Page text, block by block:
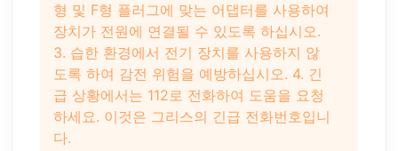
형 및 F형 플러그에 맞는 어댑터를 사용하여
장치가 전원에 연결될 수 있도록 하십시오.
3. 습한 환경에서 전기 장치를 사용하지 않
도록 하여 감전 위험을 예방하십시오. 4. 긴
급 상황에서는 112로 전화하여 도움을 요청
하세요. 이것은 그리스의 긴급 전화번호입니
다.